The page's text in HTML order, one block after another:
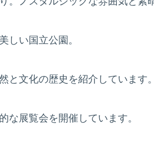
しい国立公園。
と文化の歴史を紹介しています
な展覧会を開催しています。